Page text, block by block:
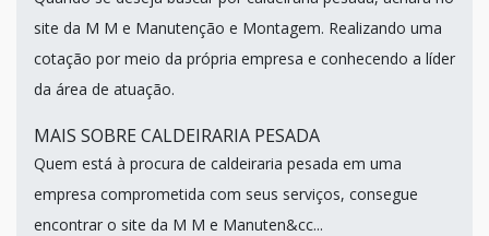
site da M M e Manutenção e Montagem. Realizando uma
cotação por meio da própria empresa e conhecendo a líder
da área de atuação.
MAIS SOBRE CALDEIRARIA PESADA
Quem está à procura de caldeiraria pesada em uma
empresa comprometida com seus serviços, consegue
encontrar o site da M M e Manuten&cc...